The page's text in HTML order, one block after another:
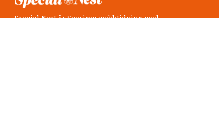
Special Nest är Sveriges webbtidning med